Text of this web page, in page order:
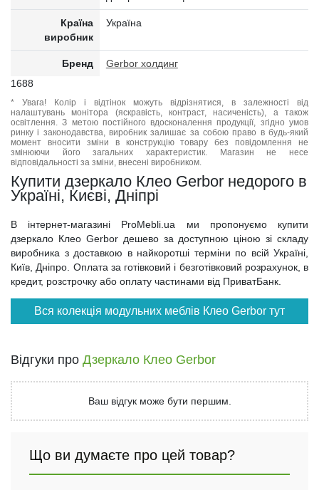
Країна
виробник
Україна
Бренд
Gerbor холдинг
1688
* Увага! Колір і відтінок можуть відрізнятися, в залежності від
налаштувань монітора (яскравість, контраст, насиченість), а також
освітлення. З метою постійного вдосконалення продукції, згідно умов
ринку і законодавства, виробник залишає за собою право в будь-який
момент вносити зміни в конструкцію товару без повідомлення не
змінюючи його загальних характеристик. Магазин не несе
відповідальності за зміни, внесені виробником.
Купити дзеркало Клео Gerbor недорого в
Україні, Києві, Дніпрі
В інтернет-магазині ProMebli.ua ми пропонуємо купити
дзеркало Клео Gerbor дешево за доступною ціною зі складу
виробника з доставкою в найкоротші терміни по всій Україні,
Київ, Дніпро. Оплата за готівковий і безготівковий розрахунок, в
кредит, розстрочку або оплату частинами від ПриватБанк.
Вся колекція модульних меблів Клео Gerbor тут
Відгуки про Дзеркало Клео Gerbor
Ваш відгук може бути першим.
Що ви думаєте про цей товар?